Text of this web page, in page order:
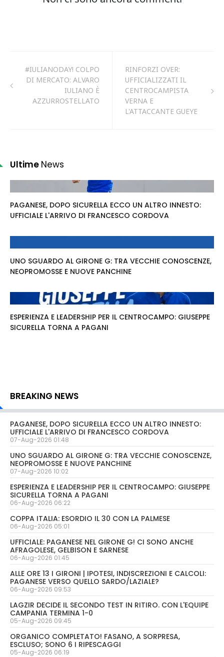
#IULIANODAY! COLPO
DI MERCATO: ALVARO
IULIANO È
AZZURROSTELLATO
RINFORZI OVER:
UFFICIALIZZATI IL
CENTROCAMPISTA
VERNA E
L'ATTACCANTE GUEYE
Ultime News
PAGANESE, DOPO SICURELLA ECCO UN ALTRO INNESTO:
UFFICIALE L'ARRIVO DI FRANCESCO CORDOVA
UNO SGUARDO AL GIRONE G: TRA VECCHIE CONOSCENZE,
NEOPROMOSSE E NUOVE PANCHINE
ESPERIENZA E LEADERSHIP PER IL CENTROCAMPO: GIUSEPPE
SICURELLA TORNA A PAGANI
BREAKING NEWS
PAGANESE, DOPO SICURELLA ECCO UN ALTRO INNESTO:
UFFICIALE L'ARRIVO DI FRANCESCO CORDOVA
07-Aug-2026 01:48
UNO SGUARDO AL GIRONE G: TRA VECCHIE CONOSCENZE,
NEOPROMOSSE E NUOVE PANCHINE
07-Aug-2026 10:02
ESPERIENZA E LEADERSHIP PER IL CENTROCAMPO: GIUSEPPE
SICURELLA TORNA A PAGANI
06-Aug-2026 06:22
COPPA ITALIA: ESORDIO IL 30 CON LA PALMESE
06-Aug-2026 05:01
UFFICIALE: PAGANESE NEL GIRONE G! CI SONO ANCHE
AFRAGOLESE, GELBISON E SARNESE
06-Aug-2026 01:45
ALLE ORE 13 I GIRONI | IPOTESI, INDISCREZIONI E CALCOLI:
PAGANESE VERSO QUELLO SARDO/LAZIALE?
06-Aug-2026 09:53
LAGZIR DECIDE IL SECONDO TEST IN RITIRO. CON L'EQUIPE
CAMPANIA TERMINA 1-0
05-Aug-2026 09:45
ORGANICO COMPLETATO! FASANO, A SORPRESA,
ESCLUSO; SONO 6 I RIPESCAGGI
05-Aug-2026 06:19